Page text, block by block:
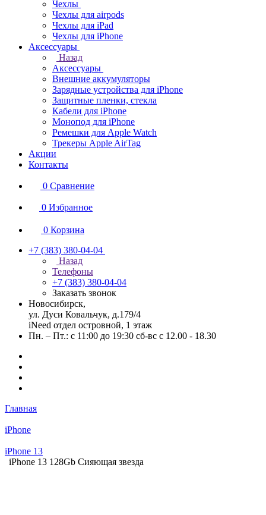
Чехлы
Чехлы для airpods
Чехлы для iPad
Чехлы для iPhone
Аксессуары
Назад
Аксессуары
Внешние аккумуляторы
Зарядные устройства для iPhone
Защитные пленки, стекла
Кабели для iPhone
Монопод для iPhone
Ремешки для Apple Watch
Трекеры Apple AirTag
Акции
Контакты
0 Сравнение
0 Избранное
0 Корзина
+7 (383) 380-04-04
Назад
Телефоны
+7 (383) 380-04-04
Заказать звонок
Новосибирск,
ул. Дуси Ковальчук, д.179/4
iNeed отдел островной, 1 этаж
Пн. – Пт.: с 11:00 до 19:30 сб-вс с 12.00 - 18.30
Главная
iPhone
iPhone 13
iPhone 13 128Gb Сияющая звезда